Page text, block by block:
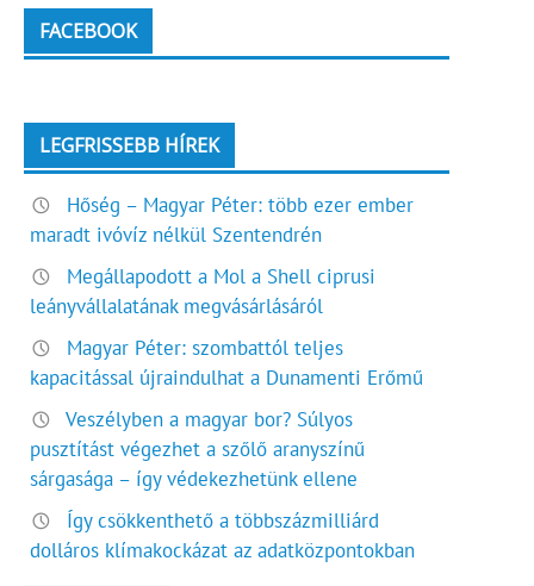
FACEBOOK
LEGFRISSEBB HÍREK
Hőség – Magyar Péter: több ezer ember
maradt ivóvíz nélkül Szentendrén
Megállapodott a Mol a Shell ciprusi
leányvállalatának megvásárlásáról
Magyar Péter: szombattól teljes
kapacitással újraindulhat a Dunamenti Erőmű
Veszélyben a magyar bor? Súlyos
pusztítást végezhet a szőlő aranyszínű
sárgasága – így védekezhetünk ellene
Így csökkenthető a többszázmilliárd
dolláros klímakockázat az adatközpontokban